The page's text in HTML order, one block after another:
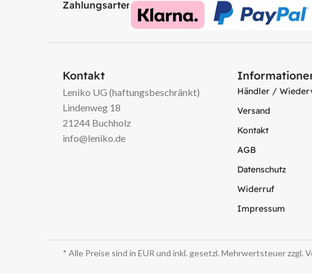
Zahlungsarten:
Kontakt
Leniko UG (haftungsbeschränkt)
Lindenweg 18
21244 Buchholz
info@leniko.de
Händler /
Versand
Kontakt
AGB
Datenschutz
Widerruf
Impressum
* Alle Preise sind in EUR und inkl. gesetzl. Mehrwertsteuer zzgl.